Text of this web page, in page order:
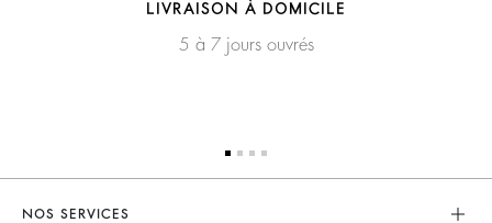
LIVRAISON À DOMICILE
5 à 7 jours ouvrés
NOS SERVICES